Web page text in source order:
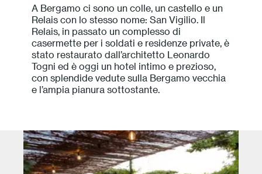
Press
Professionisti
Store locator
A Bergamo ci sono un colle, un castello e un
Relais con lo stesso nome: San Vigilio. Il
Relais, in passato un complesso di
casermette per i soldati e residenze private, è
stato restaurato dall’architetto Leonardo
Togni ed è oggi un hotel intimo e prezioso,
con splendide vedute sulla Bergamo vecchia
e l’ampia pianura sottostante.